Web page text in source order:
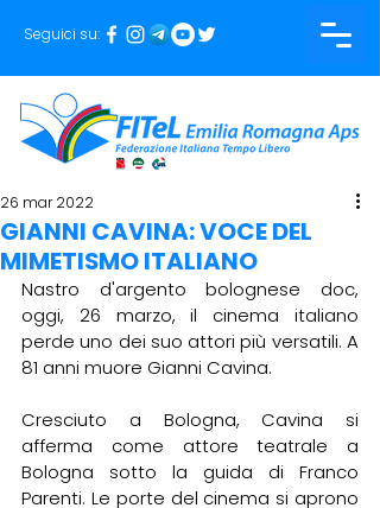
Seguici su:
GIANNI CAVINA: VOCE DEL
MIMETISMO ITALIANO
26 mar 2022
Nastro d'argento bolognese doc,
oggi, 26 marzo, il cinema italiano
perde uno dei suo attori più versatili. A
81 anni muore Gianni Cavina.
Cresciuto a Bologna, Cavina si
afferma come attore teatrale a
Bologna sotto la guida di Franco
Parenti. Le porte del cinema si aprono